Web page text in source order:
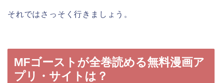
それではさっそく行きましょう。
MFゴーストが全巻読める無料漫画ア
プリ・サイトは？